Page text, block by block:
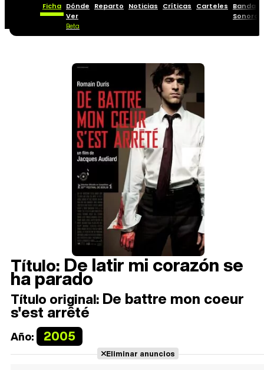
Ficha Dónde
Ver
Beta
Reparto Noticias Críticas Carteles
Banda
Sonora
Título: De latir mi corazón se
ha parado
Título original: De battre mon coeur
s'est arrêté
Año: 2005
Eliminar anuncios